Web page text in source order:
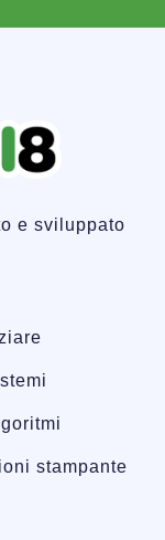
e sviluppato
stampante